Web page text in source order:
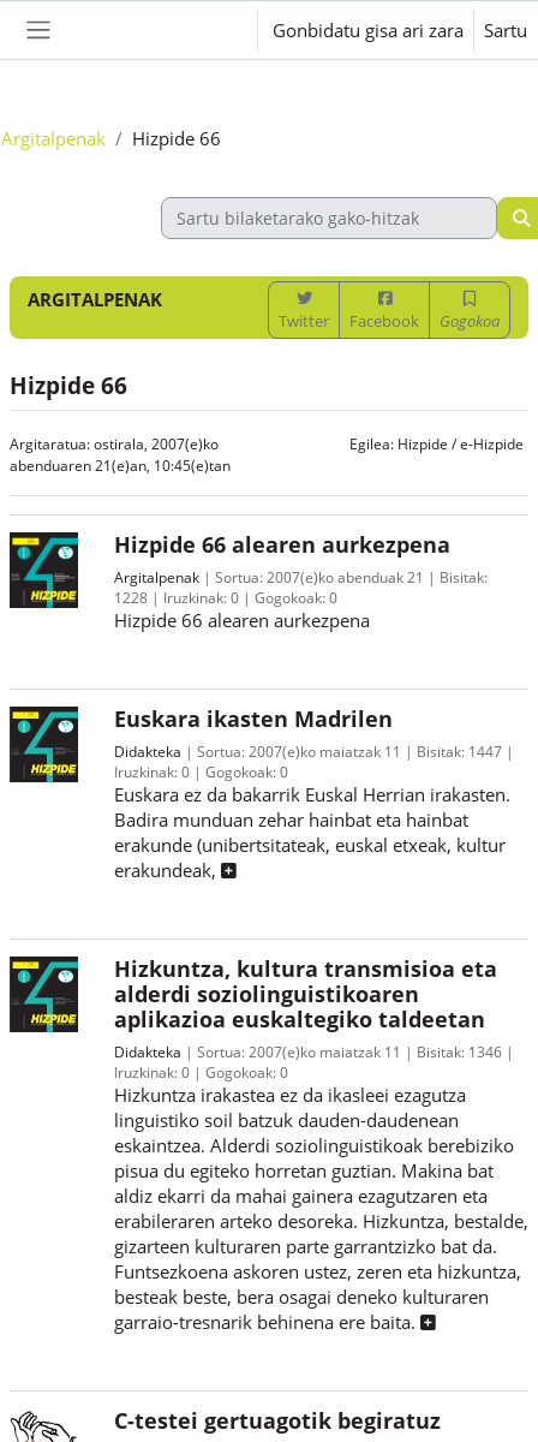
Alboko panela
Gonbidatu gisa ari zara Sartu
Argitalpenak Hizpide 66
ARGITALPENAK
Twitter Facebook Gogokoa
Hizpide 66
Argitaratua: ostirala, 2007(e)ko
abenduaren 21(e)an, 10:45(e)tan
Egilea: Hizpide / e-Hizpide
Hizpide 66 alearen aurkezpena
Argitalpenak Sortua:2007(e)ko abenduak 21
Bisitak:
1228
Iruzkinak:0 Gogokoak:0
Hizpide 66 alearen aurkezpena
Euskara ikasten Madrilen
Didakteka Sortua:2007(e)ko maiatzak 11 Bisitak: 1447
Iruzkinak:0 Gogokoak:0
Euskara ez da bakarrik Euskal Herrian irakasten.
Badira munduan zehar hainbat eta hainbat
erakunde (unibertsitateak, euskal etxeak, kultur
erakundeak,
Hizkuntza, kultura transmisioa eta
alderdi soziolinguistikoaren
aplikazioa euskaltegiko taldeetan
Didakteka Sortua:2007(e)ko maiatzak 11 Bisitak: 1346
Iruzkinak:0 Gogokoak:0
Hizkuntza irakastea ez da ikasleei ezagutza
linguistiko soil batzuk dauden-daudenean
eskaintzea. Alderdi soziolinguistikoak berebiziko
pisua du egiteko horretan guztian. Makina bat
aldiz ekarri da mahai gainera ezagutzaren eta
erabileraren arteko desoreka. Hizkuntza, bestalde,
gizarteen kulturaren parte garrantzizko bat da.
Funtsezkoena askoren ustez, zeren eta hizkuntza,
besteak beste, bera osagai deneko kulturaren
garraio-tresnarik behinena ere baita.
C-testei gertuagotik begiratuz